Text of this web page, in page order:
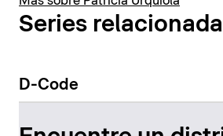
Series
D-Code